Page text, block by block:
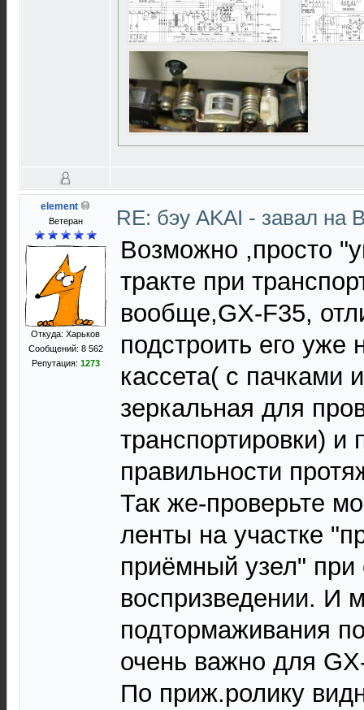
element
Ветеран
Откуда: Харьков
Сообщений: 8 562
Репутация: 1273
RE: бэу AKAI - завал на
Возможно ,просто
тракте при
вообще,GX-F35,
подстроить его уже
кассета( с пачками
зеркальная для
транспортировки) и
правильности
Так же-проверьте
ленты на участке
приёмный узел" при
воспризведении. И
подтормаживания
очень важно для
По приж.ролику